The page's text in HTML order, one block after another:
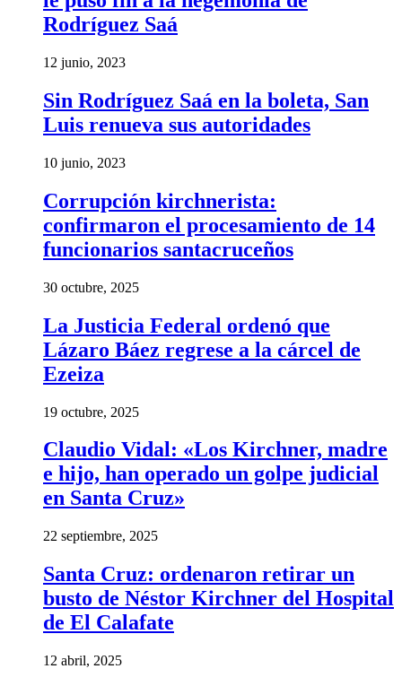
Rodríguez Saá
12 junio, 2023
Sin Rodríguez Saá en la boleta, San
Luis renueva sus autoridades
10 junio, 2023
Corrupción kirchnerista:
confirmaron el procesamiento de 14
funcionarios santacruceños
30 octubre, 2025
La Justicia Federal ordenó que
Lázaro Báez regrese a la cárcel de
Ezeiza
19 octubre, 2025
Claudio Vidal: «Los Kirchner, madre
e hijo, han operado un golpe judicial
en Santa Cruz»
22 septiembre, 2025
Santa Cruz: ordenaron retirar un
busto de Néstor Kirchner del Hospital
de El Calafate
12 abril, 2025